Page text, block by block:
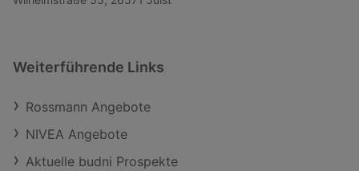
Weiterführende Links
Rossmann Angebote
NIVEA Angebote
Aktuelle budni Prospekte